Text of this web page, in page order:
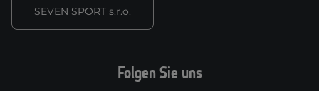
SEVEN SPORT s.r.o.
Folgen Sie uns